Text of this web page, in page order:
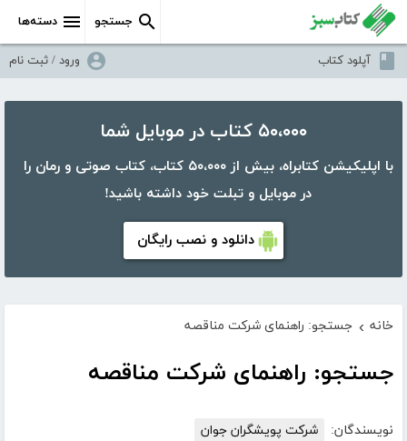
دسته‌ها جستجو
آپلود کتاب ورود / ثبت نام
۵۰،۰۰۰ کتاب در موبایل شما
با اپلیکیشن کتابراه، بیش از ۵۰،۰۰۰ کتاب، کتاب صوتی و رمان را
در موبایل و تبلت خود داشته باشید!
دانلود و نصب رایگان
خانه › جستجو: راهنمای شرکت مناقصه
جستجو: راهنمای شرکت مناقصه
نویسندگان:
شرکت پویشگران جوان